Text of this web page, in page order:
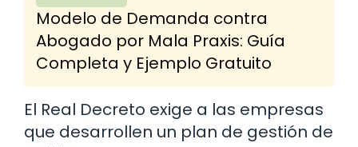
Modelo de Demanda contra
Abogado por Mala Praxis: Guía
Completa y Ejemplo Gratuito
El Real Decreto exige a las empresas
que desarrollen un plan de gestión de